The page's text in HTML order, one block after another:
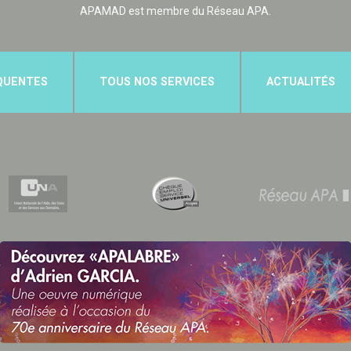
APAMAD est membre du Réseau APA.
TOUS NOS SERVICES ACTUALITÉS